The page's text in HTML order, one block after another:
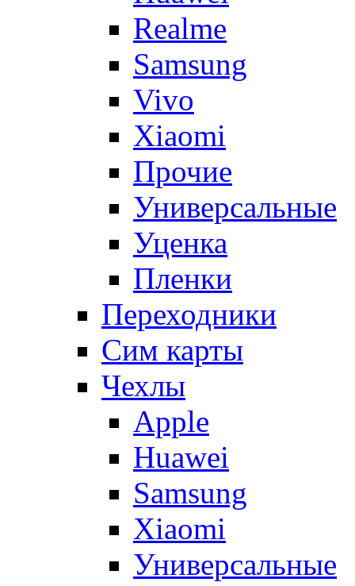
Realme
Samsung
Vivo
Xiaomi
Прочие
Универсальные
Уценка
Пленки
Переходники
Сим карты
Чехлы
Apple
Huawei
Samsung
Xiaomi
Универсальные